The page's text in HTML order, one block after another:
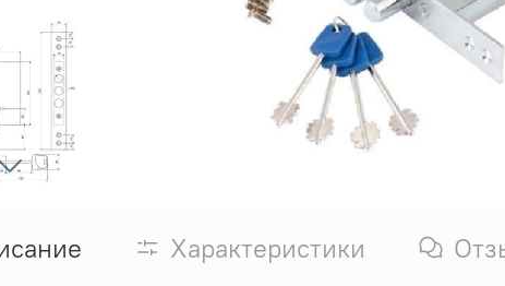
Характеристики